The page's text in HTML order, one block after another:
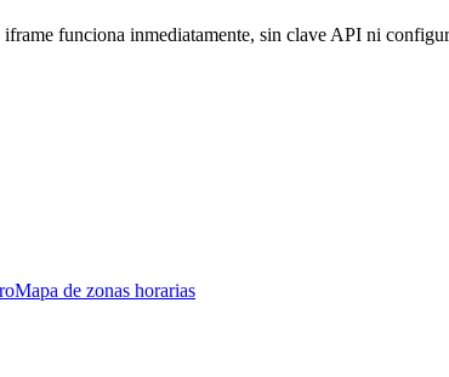
funciona inmediatamente, sin clave API ni
Mapa de zonas horarias